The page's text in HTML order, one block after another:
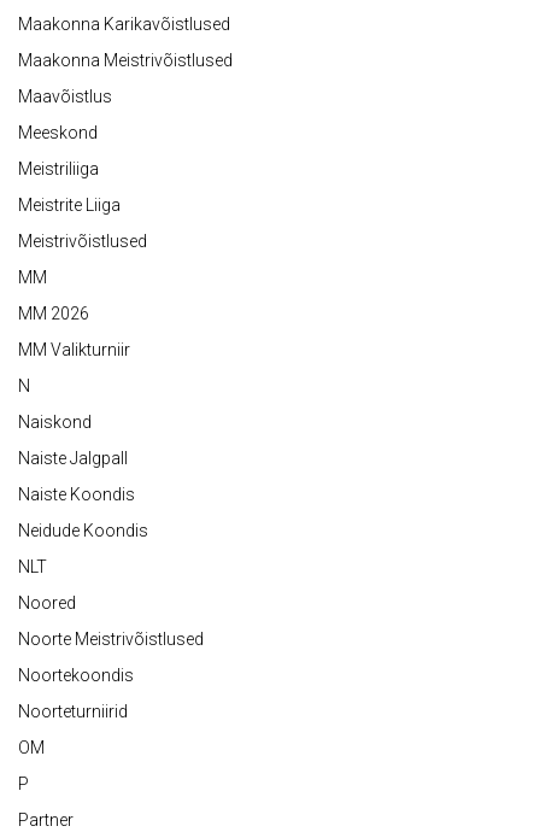
Maakonna Karikavõistlused
Maakonna Meistrivõistlused
Maavõistlus
Meeskond
Meistriliiga
Meistrite Liiga
Meistrivõistlused
MM
MM 2026
MM Valikturniir
N
Naiskond
Naiste Jalgpall
Naiste Koondis
Neidude Koondis
NLT
Noored
Noorte Meistrivõistlused
Noortekoondis
Noorteturniirid
OM
P
Partner